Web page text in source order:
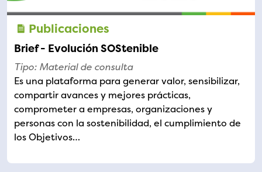
Publicaciones
Brief - Evolución SOStenible
Tipo: Material de consulta
Es una plataforma para generar valor, sensibilizar,
compartir avances y mejores prácticas,
comprometer a empresas, organizaciones y
personas con la sostenibilidad, el cumplimiento de
los Objetivos…